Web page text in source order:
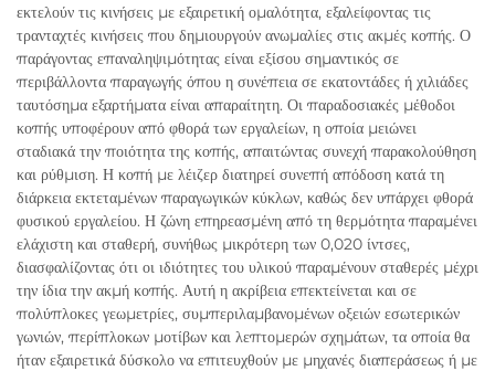
εκτελούν τις κινήσεις με εξαιρετική ομαλότητα, εξαλείφοντας τις
τρανταχτές κινήσεις που δημιουργούν ανωμαλίες στις ακμές κοπής. Ο
παράγοντας επαναληψιμότητας είναι εξίσου σημαντικός σε
περιβάλλοντα παραγωγής όπου η συνέπεια σε εκατοντάδες ή χιλιάδες
ταυτόσημα εξαρτήματα είναι απαραίτητη. Οι παραδοσιακές μέθοδοι
κοπής υποφέρουν από φθορά των εργαλείων, η οποία μειώνει
σταδιακά την ποιότητα της κοπής, απαιτώντας συνεχή παρακολούθηση
και ρύθμιση. Η κοπή με λέιζερ διατηρεί συνεπή απόδοση κατά τη
διάρκεια εκτεταμένων παραγωγικών κύκλων, καθώς δεν υπάρχει φθορά
φυσικού εργαλείου. Η ζώνη επηρεασμένη από τη θερμότητα παραμένει
ελάχιστη και σταθερή, συνήθως μικρότερη των 0,020 ίντσες,
διασφαλίζοντας ότι οι ιδιότητες του υλικού παραμένουν σταθερές μέχρι
την ίδια την ακμή κοπής. Αυτή η ακρίβεια επεκτείνεται και σε
πολύπλοκες γεωμετρίες, συμπεριλαμβανομένων οξειών εσωτερικών
γωνιών, περίπλοκων μοτίβων και λεπτομερών σχημάτων, τα οποία θα
ήταν εξαιρετικά δύσκολο να επιτευχθούν με μηχανές διαπεράσεως ή με